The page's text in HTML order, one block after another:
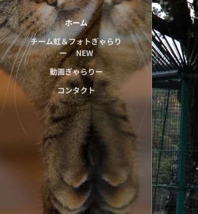
ホーム
チーム虹＆フォトぎゃらり
ー NEW
動画ぎゃらりー
コンタクト